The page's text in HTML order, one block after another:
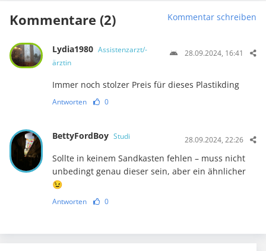
Kommentare (2) Kommentar schreiben
Lydia1980 Assistenzarzt/-
ärztin
28.09.2024, 16:41
Immer noch stolzer Preis für dieses Plastikding
Antworten 0
BettyFordBoy Studi 28.09.2024, 22:26
Sollte in keinem Sandkasten fehlen – muss nicht
unbedingt genau dieser sein, aber ein ähnlicher
😉
Antworten 0